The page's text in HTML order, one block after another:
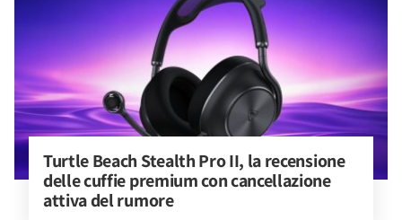
Turtle Beach Stealth Pro II, la recensione
delle cuffie premium con cancellazione
attiva del rumore